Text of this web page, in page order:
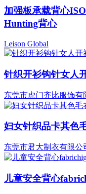
加强板承载背心
Hunting背心
Leison Global
针织开衫钩针女人
东莞市虎门齐比服饰有
妇女针织品卡其色
东莞市君大制衣有限公
儿童安全背心